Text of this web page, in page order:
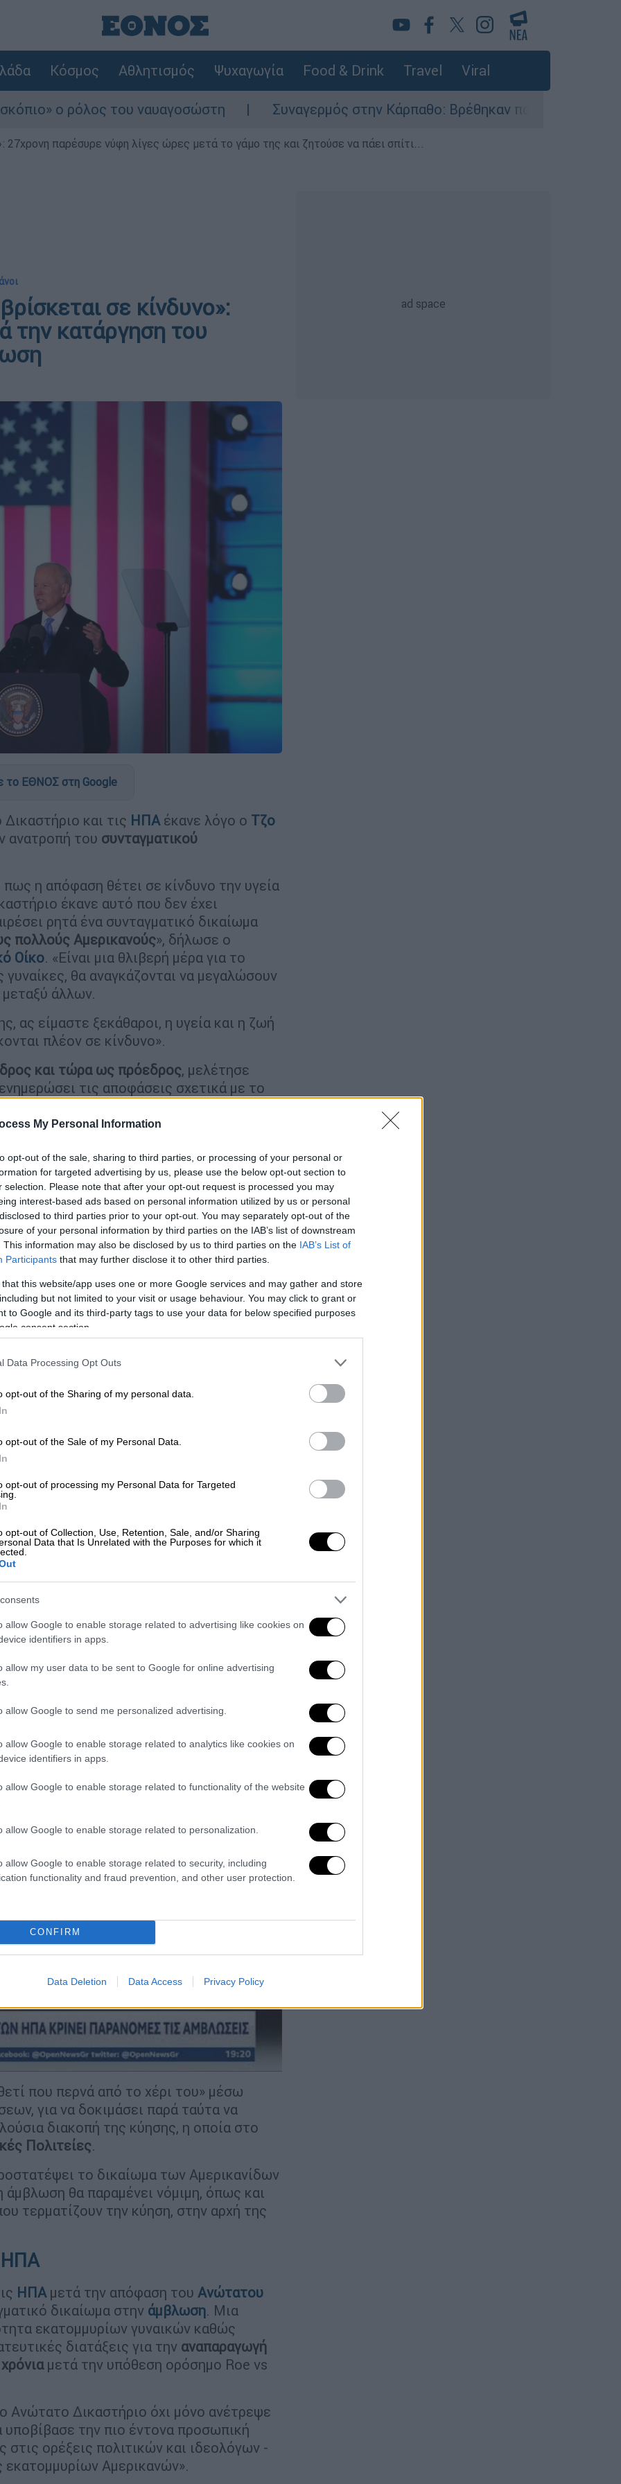
My Personal Information
opt-out of the sale, sharing to third parties, or processing of your personal or
for targeted advertising by us, please use the below opt-out section to
selection. Please note that after your opt-out request is processed you may
interest-based ads based on personal information utilized by us or personal
to third parties prior to your opt-out. You may separately opt-out of the
of your personal information by third parties on the IAB’s list of downstream
This information may also be disclosed by us to third parties on the IAB’s List of
Participants that may further disclose it to other third parties.
that this website/app uses one or more Google services and may gather and store
but not limited to your visit or usage behaviour. You may click to grant or
to Google and its third-party tags to use your data for below specified purposes
consent section.
Data Processing Opt Outs
opt-out of the Sharing of my personal data.
opt-out of the Sale of my Personal Data.
opt-out of processing my Personal Data for Targeted
opt-out of Collection, Use, Retention, Sale, and/or Sharing
Data that Is Unrelated with the Purposes for which it
allow Google to enable storage related to advertising like cookies on
identifiers in apps.
allow my user data to be sent to Google for online advertising
allow Google to send me personalized advertising.
allow Google to enable storage related to analytics like cookies on
identifiers in apps.
allow Google to enable storage related to functionality of the website
allow Google to enable storage related to personalization.
allow Google to enable storage related to security, including
functionality and fraud prevention, and other user protection.
CONFIRM
Data Deletion Data Access Privacy Policy
Κόσμος Αθλητισμός Ψυχαγωγία Food & Drink Travel Viral
του ναυαγοσώστη Συναγερμός στην Κάρπαθο: Βρέθηκαν παλιά πυρομαχικά στο
παρέσυρε νύφη λίγες ώρες μετά το γάμο της και ζητούσε να πάει σπίτι...
σε κίνδυνο»:
την κατάργηση του
το ΕΘΝΟΣ στη Google
και τις ΗΠΑ έκανε λόγο ο Τζο
ανατροπή του συνταγματικού
η απόφαση θέτει σε κίνδυνο την υγεία
έκανε αυτό που δεν έχει
ρητά ένα συνταγματικό δικαίωμα
πολλούς Αμερικανούς», δήλωσε ο
Οίκο. «Είναι μια θλιβερή μέρα για το
θα αναγκάζονται να μεγαλώσουν
άλλων.
ας είμαστε ξεκάθαροι, η υγεία και η ζωή
πλέον σε κίνδυνο».
και τώρα ως πρόεδρος, μελέτησε
τις αποφάσεις σχετικά με το
video
ξεκάθαρος. Ο μόνος τρόπος με τον
της γυναίκας να επιλέξει ... είναι
της απόφασης
ενέργεια του
έχει τις ψήφους για να το κάνει αυτό
τη φωνή τους να ακουστεί. Αυτό το
γερουσιαστές και
το δικαίωμα της γυναίκας να επιλέγει
ο Μπάιντεν.
Οι προσωπικές ελευθερίες
ιδιωτική ζωή, η ελευθερία, η ισότητα -
θα κάνω ό,τι περνάει από το χέρι μου για
στις πολιτείες όπου θα
απόφασης», ανέφερε στην ομιλία
video
που περνά από το χέρι του» μέσω
για να δοκιμάσει παρά ταύτα να
διακοπή της κύησης, η οποία στο
Πολιτείες.
το δικαίωμα των Αμερικανίδων
άμβλωση θα παραμένει νόμιμη, όπως και
τερματίζουν την κύηση, στην αρχή της
ΗΠΑ
ΗΠΑ μετά την απόφαση του Ανώτατου
δικαίωμα στην άμβλωση. Μια
εκατομμυρίων γυναικών καθώς
διατάξεις για την αναπαραγωγή
μετά την υπόθεση ορόσημο Roe vs
Ανώτατο Δικαστήριο όχι μόνο ανέτρεψε
την πιο έντονα προσωπική
ορέξεις πολιτικών και ιδεολόγων -
εκατομμυρίων Αμερικανών».